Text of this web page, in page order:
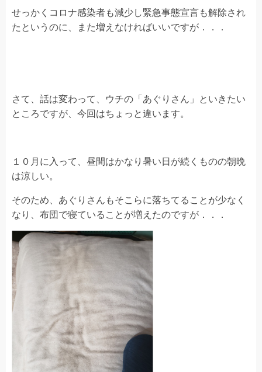
せっかくコロナ感染者も減少し緊急事態宣言も解除され
たというのに、また増えなければいいですが．．．
さて、話は変わって、ウチの「あぐりさん」といきたい
ところですが、今回はちょっと違います。
１０月に入って、昼間はかなり暑い日が続くものの朝晩
は涼しい。
そのため、あぐりさんもそこらに落ちてることが少なく
なり、布団で寝ていることが増えたのですが．．．